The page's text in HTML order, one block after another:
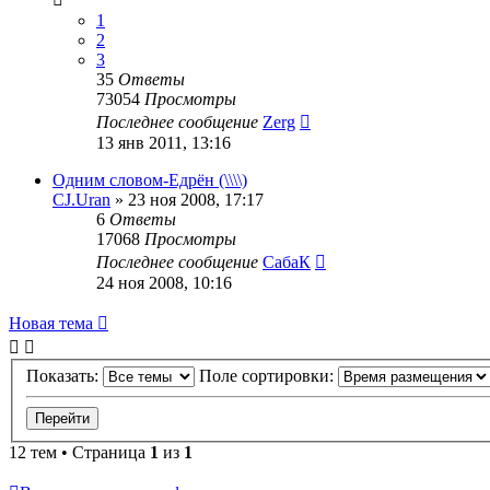
1
2
3
35 Ответы
73054 Просмотры
Последнее сообщение Zerg
13 янв 2011, 13:16
Одним словом-Едрён (\\\\)
CJ.Uran » 23 ноя 2008, 17:17
6 Ответы
17068 Просмотры
Последнее сообщение СабаК
24 ноя 2008, 10:16
Новая тема
Показать: Поле сортировки:
12 тем • Страница 1 из 1